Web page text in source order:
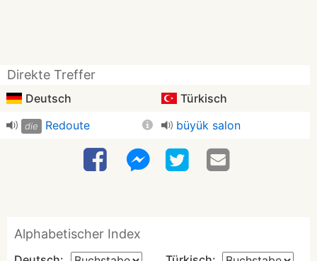
Direkte Treffer
Deutsch Türkisch
die Redoute büyük salon
Alphabetischer Index